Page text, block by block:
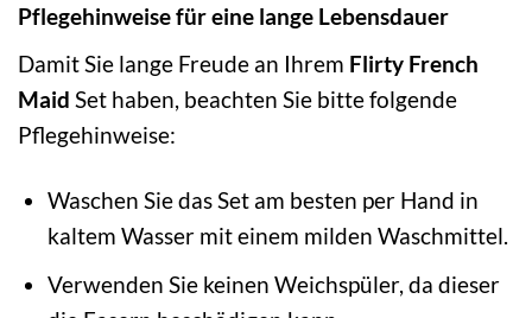
Pflegehinweise für eine lange Lebensdauer
Damit Sie lange Freude an Ihrem Flirty French
Maid Set haben, beachten Sie bitte folgende
Pflegehinweise:
Waschen Sie das Set am besten per Hand in
kaltem Wasser mit einem milden Waschmittel.
Verwenden Sie keinen Weichspüler, da dieser